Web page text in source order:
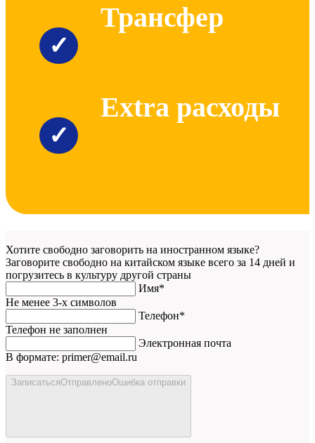
✓
Трансфер
✓
Extra расходы
Хотите свободно заговорить на иностранном языке?
Заговорите свободно на китайском языке всего за 14 дней и
погрузитесь в культуру другой страны
Имя*
Не менее 3-х символов
Телефон*
Телефон не заполнен
Электронная почта
В формате: primer@email.ru
ЗаписатьсяОтправленоОшибка отправки